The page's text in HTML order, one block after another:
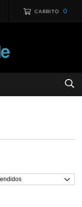
CARRITO 0